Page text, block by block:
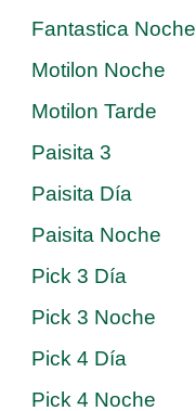
Fantastica Noche
Motilon Noche
Motilon Tarde
Paisita 3
Paisita Día
Paisita Noche
Pick 3 Día
Pick 3 Noche
Pick 4 Día
Pick 4 Noche